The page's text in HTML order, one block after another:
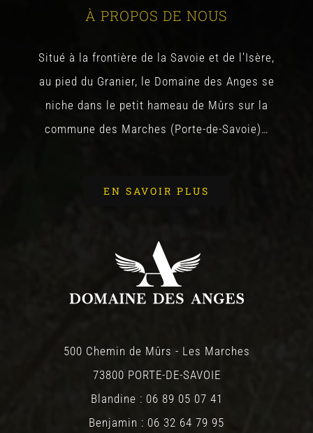
À PROPOS DE NOUS
Situé à la frontière de la Savoie et de l’Isère,
au pied du Granier, le Domaine des Anges se
niche dans le petit hameau de Mûrs sur la
commune des Marches (Porte-de-Savoie)…
EN SAVOIR PLUS
500 Chemin de Mûrs - Les Marches
73800 PORTE-DE-SAVOIE
Blandine : 06 89 05 07 41
Benjamin : 06 32 64 79 95